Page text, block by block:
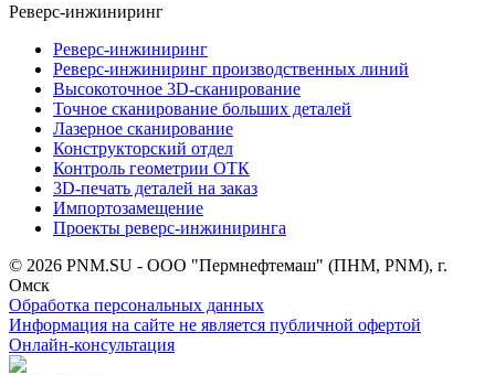
Реверс-инжиниринг
Реверс-инжиниринг
Реверс-инжиниринг производственных линий
Высокоточное 3D-сканирование
Точное сканирование больших деталей
Лазерное сканирование
Конструкторский отдел
Контроль геометрии ОТК
3D-печать деталей на заказ
Импортозамещение
Проекты реверс-инжиниринга
© 2026 PNM.SU - ООО "Пермнефтемаш" (ПНМ, PNM), г.
Омск
Обработка персональных данных
Информация на сайте не является публичной офертой
Онлайн-консультация